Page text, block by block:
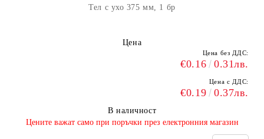
Тел с ухо 375 мм, 1 бр
Цена
Цена без ДДС:
€0.16 0.31лв.
Цена с ДДС:
€0.19 0.37лв.
В наличност
​Цените важат само при поръчки през електронния магазин